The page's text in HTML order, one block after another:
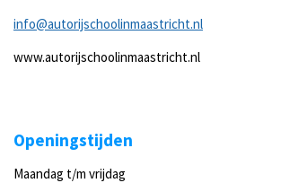
info@autorijschoolinmaastricht.nl
www.autorijschoolinmaastricht.nl
Openingstijden
Maandag t/m vrijdag